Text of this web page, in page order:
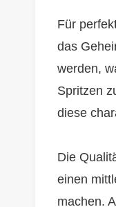
Für
das
werden,
Spritzen
diese
Die
einen
machen.